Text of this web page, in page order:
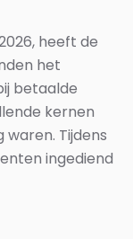
heeft de
het
betaalde
kernen
Tijdens
ingediend